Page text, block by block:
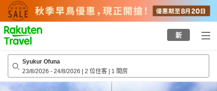
to
top
page
新
Syukur Ofuna
23/8/2026 - 24/8/2026 | 2 位住客 | 1 間房